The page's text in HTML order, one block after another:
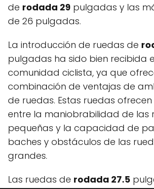
de rodada 29 pulgadas y las
de 26 pulgadas.
La introducción de ruedas de
pulgadas ha sido bien recibida
comunidad ciclista, ya que
combinación de ventajas de
de ruedas. Estas ruedas
entre la maniobrabilidad de las
pequeñas y la capacidad de
baches y obstáculos de las
grandes.
Las ruedas de rodada 27.5